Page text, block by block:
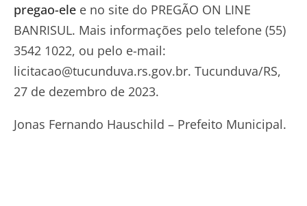
pregao-ele e no site do PREGÃO ON LINE
BANRISUL. Mais informações pelo telefone (55)
3542 1022, ou pelo e-mail:
licitacao@tucunduva.rs.gov.br. Tucunduva/RS,
27 de dezembro de 2023.
Jonas Fernando Hauschild – Prefeito Municipal.